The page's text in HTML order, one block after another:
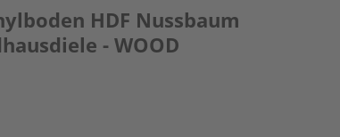
HDF Nussbaum
- WOOD